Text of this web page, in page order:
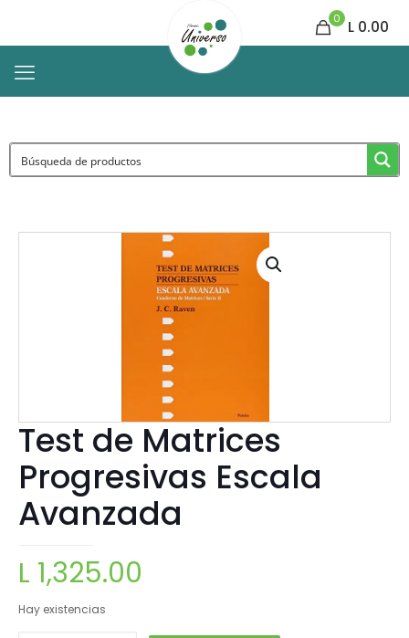
0 L 0.00
Test de Matrices
Progresivas Escala
Avanzada
L 1,325.00
Hay existencias